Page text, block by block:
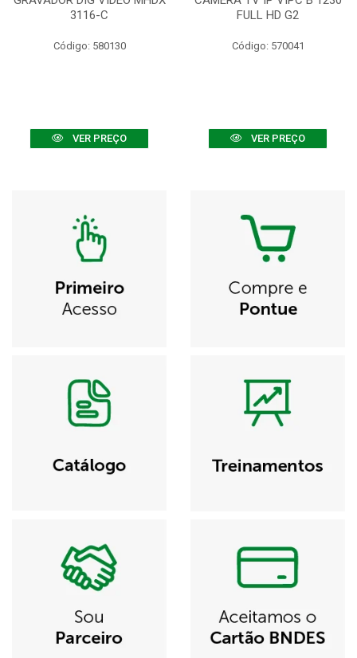
3116-C
Código: 580130
VER PREÇO
FULL HD G2
Código: 570041
VER PREÇO